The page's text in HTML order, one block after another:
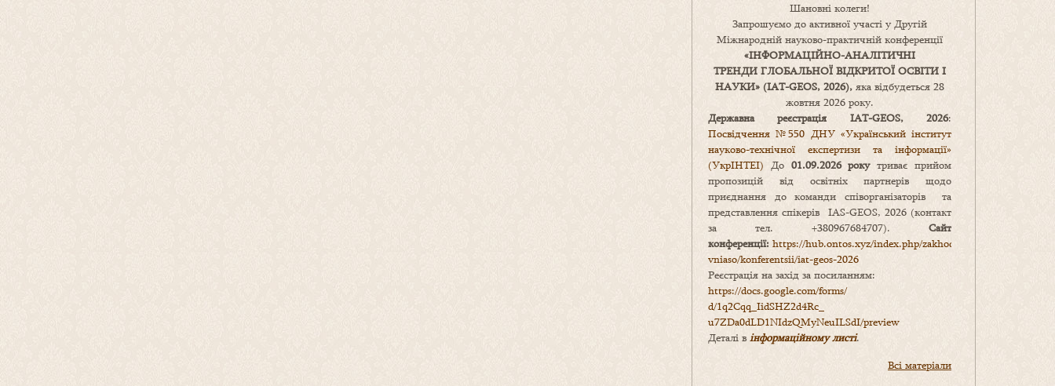
Шановні колеги!
Запрошуємо до активної участі у Другій
Міжнародній науково-практичній конференції
«ІНФОРМАЦІЙНО-АНАЛІТИЧНІ
ТРЕНДИ ГЛОБАЛЬНОЇ ВІДКРИТОЇ ОСВІТИ І
НАУКИ» (IAT-GEOS, 2026), яка відбудеться 28
жовтня 2026 року.
Державна реєстрація IAT-GEOS, 2026:
Посвідчення №550 ДНУ «Український інститут
науково-технічної експертизи та інформації»
(УкрІНТЕІ) До 01.09.2026 рокутриває прийом
пропозицій від освітніх партнерів щодо
приєднання до команди співорганізаторів та
представлення спікерів IAS-GEOS, 2026 (контакт
за тел. +380967684707). Сайт
конференції: https://hub.ontos.xyz/index.php/zakhody-
vniaso/konferentsii/iat-geos-2026
Реєстрація на захід за посиланням:
https://docs.google.com/forms/
d/1q2Cqq_IidSHZ2d4Rc_
u7ZDa0dLD1NIdzQMyNeuILSdI/preview
Деталі в інформаційному листі.
Всі матеріали